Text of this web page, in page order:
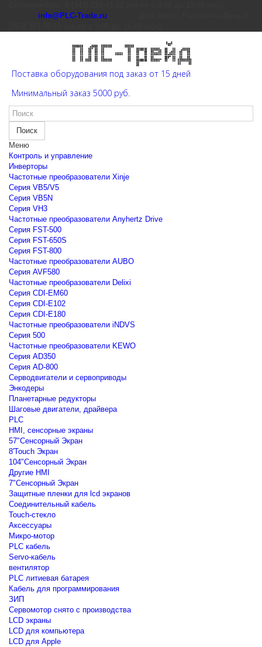
info@PLC-Trade.ru
Поставка оборудования под заказ от 15 дней
Минимальный заказ 5000 руб.
Поиск
Меню
Контроль и управление
Инверторы
Частотные преобразователи Xinje
Cерия VB5/V5
Cерия VB5N
Cерия VH3
Частотные преобразователи Anyhertz Drive
Серия FST-500
Серия FST-650S
Серия FST-800
Частотные преобразователи AUBO
Серия AVF580
Частотные преобразователи Delixi
Серия CDI-EM60
Серия CDI-E102
Серия CDI-E180
Частотные преобразователи iNDVS
Серия 500
Частотные преобразователи KEWO
Серия AD350
Серия AD-800
Серводвигатели и сервоприводы
Энкодеры
Планетарные редукторы
Шаговые двигатели, драйвера
PLC
HMI, сенсорные экраны
57"Сенсорный Экран
8'Touch Экран
104"Сенсорный Экран
Другие HMI
7"Сенсорный Экран
Защитные пленки для lcd экранов
Соединительный кабель
Touch-стекло
Аксессуары
Микро-мотор
PLC кабель
Servo-кабель
вентилятор
PLC литиевая батарея
Кабель для программирования
ЗИП
Сервомотор снято с производства
LCD экраны
LCD для компьютера
LCD для Apple